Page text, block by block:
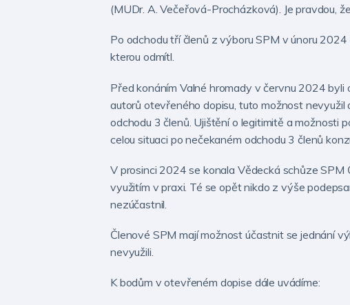
(MUDr. A. Večeřová-Procházková). Je pravdou,
Po odchodu tří členů z výboru SPM v únoru
kterou odmítl.
Před konáním Valné hromady v červnu 2024
autorů otevřeného dopisu, tuto možnost
odchodu 3 členů. Ujištění o legitimitě a možnosti
celou situaci po nečekaném odchodu 3 členů
V prosinci 2024 se konala Vědecká schůze
využitím v praxi. Té se opět nikdo z výše
nezúčastnil.
Členové SPM mají možnost účastnit se jednání
nevyužili.
K bodům v otevřeném dopise dále uvádíme: